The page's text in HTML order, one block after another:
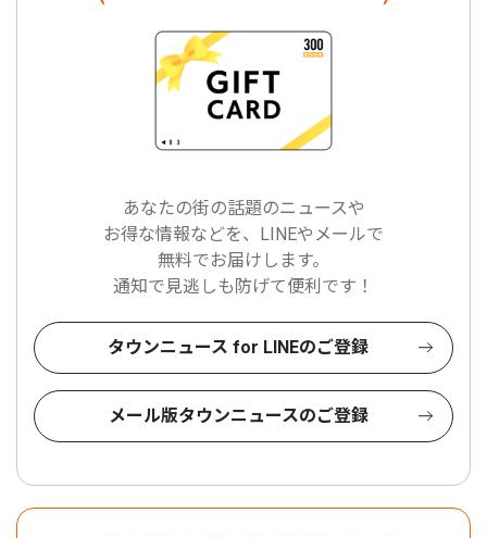
あなたの街の話題のニュースや
お得な情報などを、LINEやメールで
無料でお届けします。
通知で見逃しも防げて便利です！
タウンニュース for LINEのご登録
メール版タウンニュースのご登録